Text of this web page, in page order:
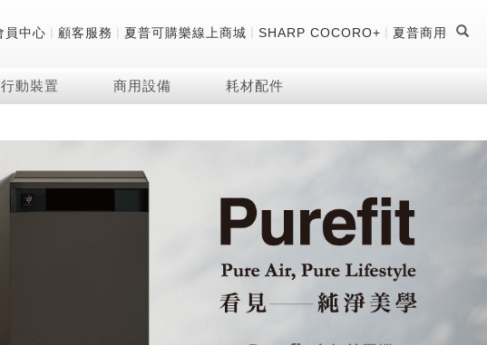
員中心 | 顧客服務 | 夏普可購樂線上商城 | SHARP COCORO+ | 夏普商用
行動裝置 商用設備 耗材配件
毒抑制實證
子實證
調技術
結合捕蚊技術
子技術
Air系列
快充吸塵器
氣泡水機
系列
科技酷冷袋